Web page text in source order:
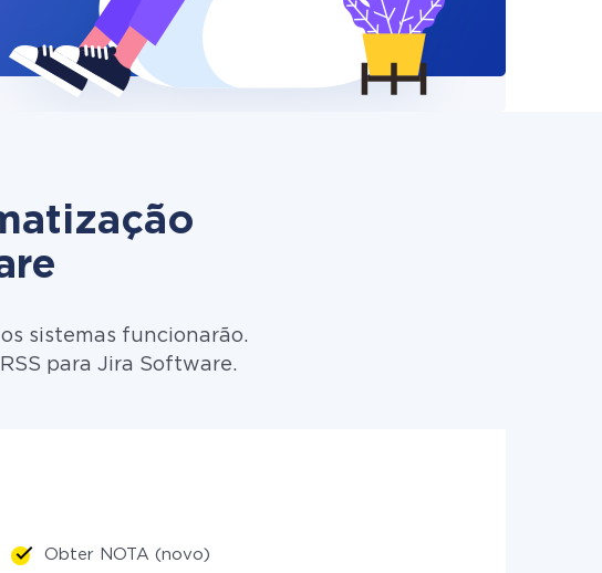
sistemas funcionarão.
para Jira Software.
Obter NOTA (novo)